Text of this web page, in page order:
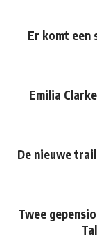
Er komt een
Emilia
De nieuwe
Twee